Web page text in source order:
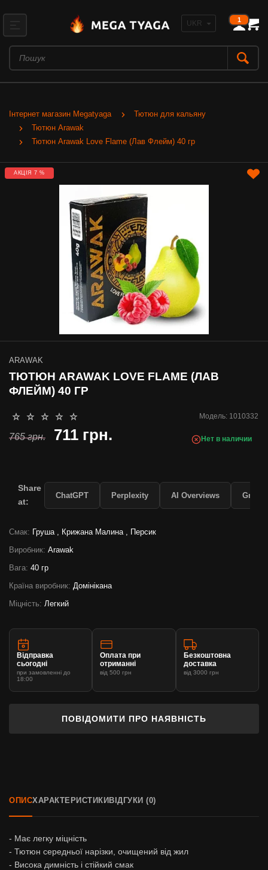
1
Інтернет магазин Megatyaga
Тютюн для кальяну
Тютюн Arawak
Тютюн Arawak Love Flame (Лав Флейм) 40 гр
АКЦІЯ 7 %
Модель: 1010332
ARAWAK
ТЮТЮН ARAWAK LOVE FLAME (ЛАВ
ФЛЕЙМ) 40 ГР
Нет в наличии
765 грн. 711 грн.
Смак: Груша , Крижана Малина , Персик
Виробник: Arawak
Вага: 40 гр
Країна виробник: Домінікана
Міцність: Легкий
ПОВІДОМИТИ ПРО НАЯВНІСТЬ
Відправка
сьогодні
при замовленні до
18:00
Оплата при
отриманні
від 500 грн
Безкоштовна
доставка
від 3000 грн
Share
at:
ChatGPT Perplexity AI Overviews Grok
ОПИСХАРАКТЕРИСТИКИ ВІДГУКИ (0)
- Має легку міцність
- Тютюн середньої нарізки, очищений від жил
- Висока димність і стійкий смак